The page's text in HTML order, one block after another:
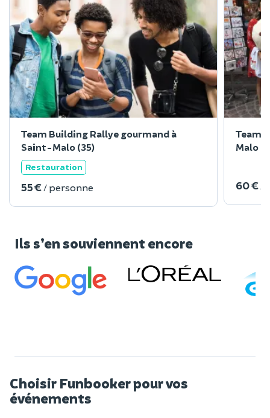
Team Building Rallye gourmand à
Saint-Malo (35)
Restauration
55 € / personne
Team
Malo
60 €
Ils s’en souviennent encore
Choisir Funbooker pour vos
événements